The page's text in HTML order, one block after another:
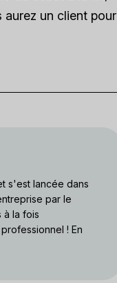
un client pour
s'est lancée dans
par le
à la fois
! En